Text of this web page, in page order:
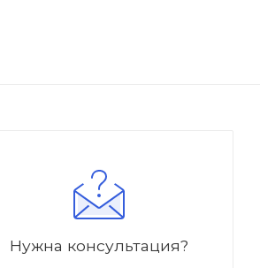
Нужна консультация?